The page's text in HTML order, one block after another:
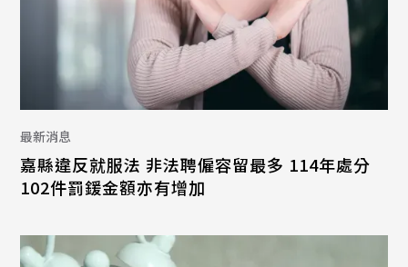
最新消息
嘉縣違反就服法 非法聘僱容留最多 114年處分
102件罰鍰金額亦有增加